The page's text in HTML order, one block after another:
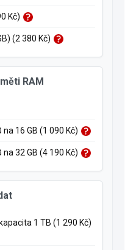
Kč)
(2 380 Kč)
RAM
na 16 GB (1 090 Kč)
na 32 GB (4 190 Kč)
1 TB (1 290 Kč)